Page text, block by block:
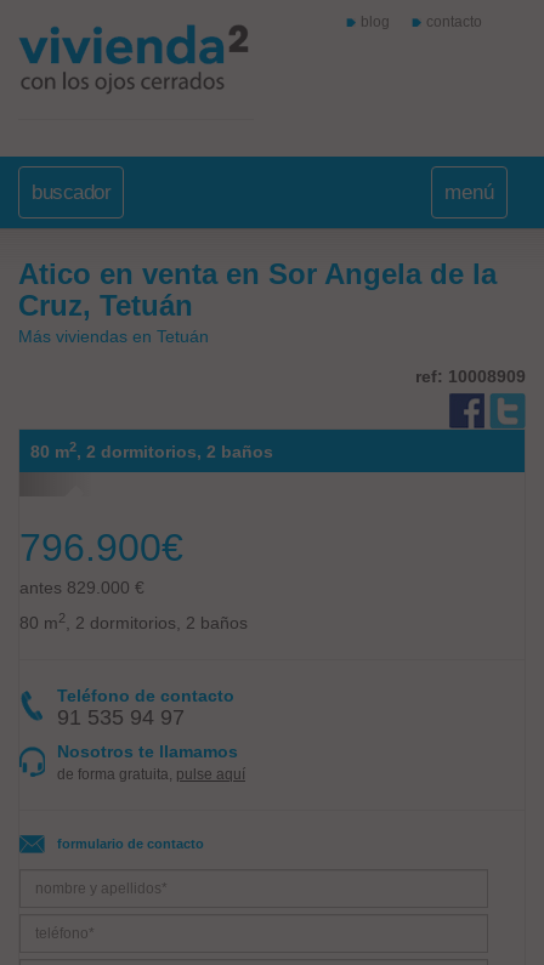
blog contacto
buscador menú
Atico en venta en Sor Angela de la
Cruz, Tetuán
Más viviendas en Tetuán
ref: 10008909
80 m2, 2 dormitorios, 2 baños
796.900€
antes 829.000 €
80 m2 , 2 dormitorios, 2 baños
Teléfono de contacto
91 535 94 97
Nosotros te llamamos
de forma gratuita, pulse aquí
formulario de contacto